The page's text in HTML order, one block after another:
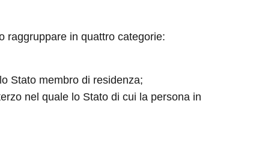
raggruppare in quattro categorie:
Stato membro di residenza;
nel quale lo Stato di cui la persona in